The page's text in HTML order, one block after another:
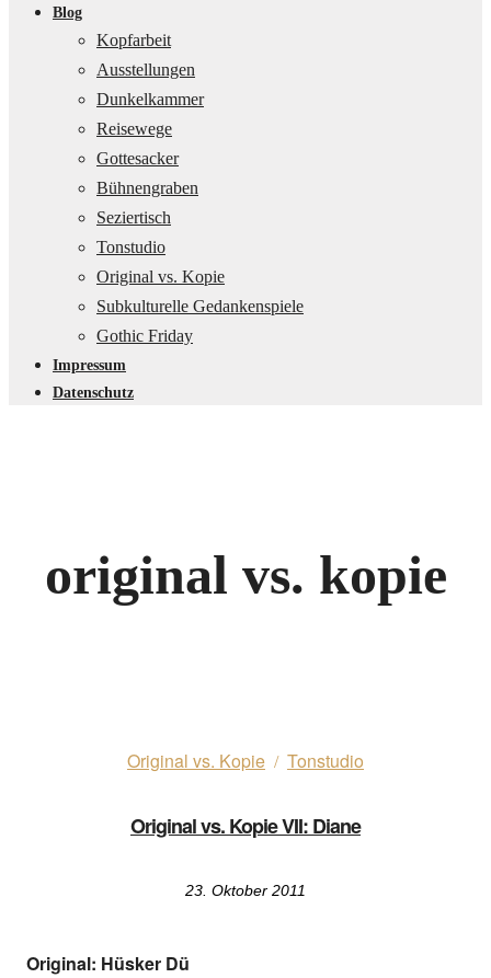
Blog
Kopfarbeit
Ausstellungen
Dunkelkammer
Reisewege
Gottesacker
Bühnengraben
Seziertisch
Tonstudio
Original vs. Kopie
Subkulturelle Gedankenspiele
Gothic Friday
Impressum
Datenschutz
original vs. kopie
Original vs. Kopie / Tonstudio
Original vs. Kopie VII: Diane
23. Oktober 2011
Original: Hüsker Dü